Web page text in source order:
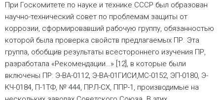
При Госкомитете по науке и технике СССР был образован
научно-технический совет по проблемам защиты от
коррозии, сформировавший рабочую группу, обязанностью
которой была проверка свойств предлагаемых ПР. Эта
группа, обобщив результаты всестороннего изучения ПР,
разработала «Рекомендации…» [12], в которые были
включены ПР: Э-ВА-0112, Э-ВА-01ГИСИ,МС-0152, ЭП-0180, Э-
КЧ-0184, П-1ТФ, № 444, ПРЛ-СХ, ППР-1, производимые на